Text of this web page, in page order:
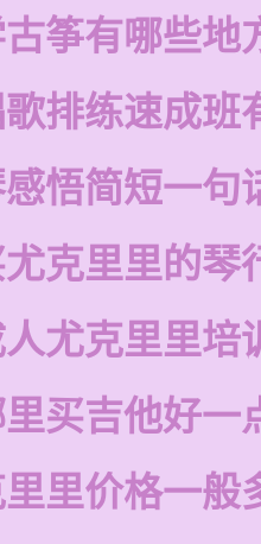
筝有哪些地
排练速成班
悟简短一句
克里里的琴
尤克里里培
买吉他好一
里价格一般